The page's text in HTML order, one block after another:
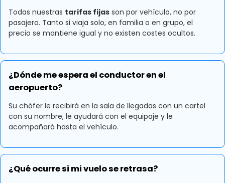
Todas nuestras tarifas fijas son por vehículo, no por
pasajero. Tanto si viaja solo, en familia o en grupo, el
precio se mantiene igual y no existen costes ocultos.
¿Dónde me espera el conductor en el
aeropuerto?
Su chófer le recibirá en la sala de llegadas con un cartel
con su nombre, le ayudará con el equipaje y le
acompañará hasta el vehículo.
¿Qué ocurre si mi vuelo se retrasa?